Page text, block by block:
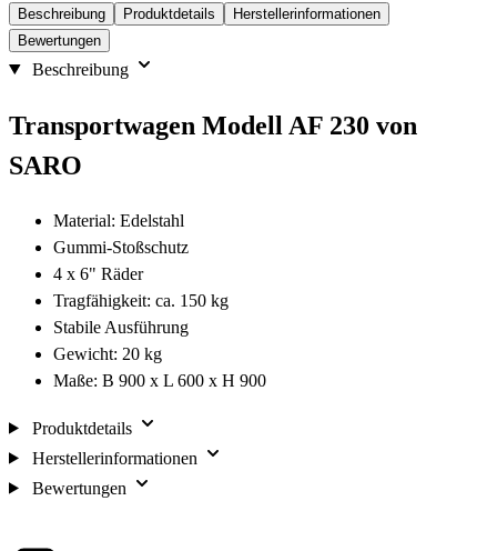
Beschreibung Produktdetails
Herstellerinformationen
Bewertungen
Beschreibung
Transportwagen Modell AF 230 von
SARO
Material: Edelstahl
Gummi-Stoßschutz
4 x 6" Räder
Tragfähigkeit: ca. 150 kg
Stabile Ausführung
Gewicht: 20 kg
Maße: B 900 x L 600 x H 900
Produktdetails
Herstellerinformationen
Bewertungen